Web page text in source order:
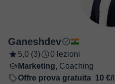
Ganeshdev
5,0 (3)
0 lezioni
Marketing, Coaching
Offre prova gratuita 10 €/